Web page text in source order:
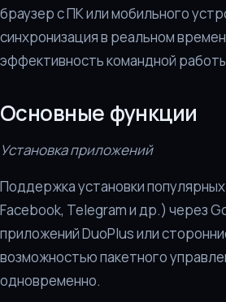
браузер с ПК или мобильного
синхронизация в реальном
эффективность командной
Основные функции
Установка приложений
Поддержка установки
Facebook, Telegram и др.) через
приложений DuoPlus или
возможностью пакетного
одновременно.